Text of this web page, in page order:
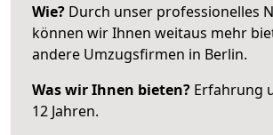
Wie? Durch unser professionelles
können wir Ihnen weitaus mehr
andere Umzugsfirmen in Berlin.
Was wir Ihnen bieten? Erfahrung
12 Jahren.